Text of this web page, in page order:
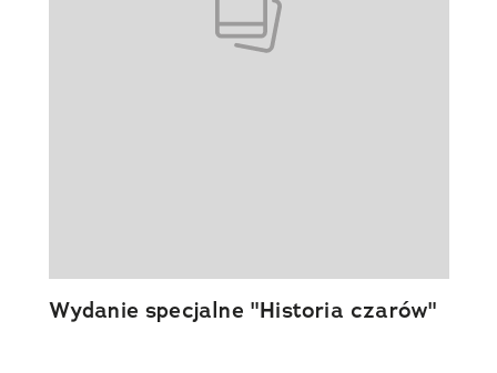
Wydanie specjalne "Historia czarów"